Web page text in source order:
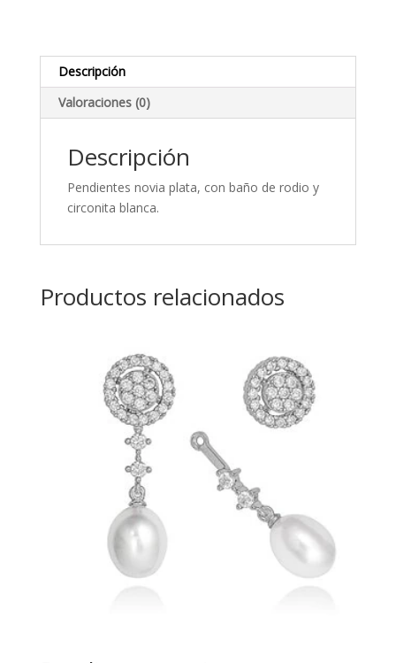
cantidad
Descripción
Valoraciones (0)
Descripción
Pendientes novia plata, con baño de rodio y
circonita blanca.
Productos relacionados